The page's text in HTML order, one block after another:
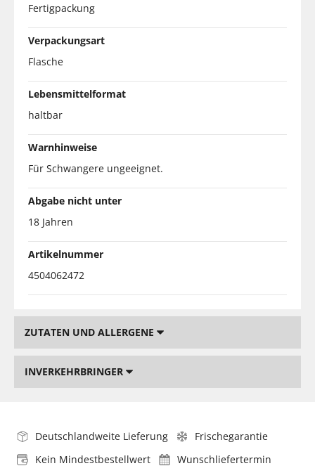
Fertigpackung
Verpackungsart
Flasche
Lebensmittelformat
haltbar
Warnhinweise
Für Schwangere ungeeignet.
Abgabe nicht unter
18 Jahren
Artikelnummer
4504062472
ZUTATEN UND ALLERGENE
INVERKEHRBRINGER
Deutschlandweite Lieferung
Frischegarantie
Kein Mindestbestellwert
Wunschliefertermin